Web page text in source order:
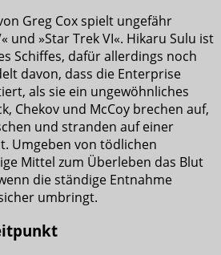
Greg Cox spielt ungefähr
und »Star Trek VI«. Hikaru Sulu ist
Schiffes, dafür allerdings noch
davon, dass die Enterprise
als sie ein ungewöhnliches
Chekov und McCoy brechen auf,
und stranden auf einer
Umgeben von tödlichen
Mittel zum Überleben das Blut
die ständige Entnahme
umbringt.